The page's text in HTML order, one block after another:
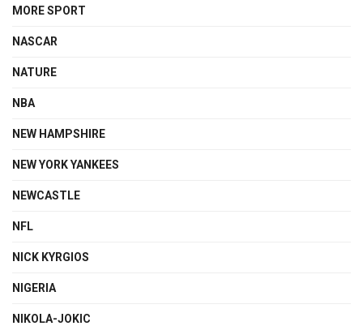
MORE SPORT
NASCAR
NATURE
NBA
NEW HAMPSHIRE
NEW YORK YANKEES
NEWCASTLE
NFL
NICK KYRGIOS
NIGERIA
NIKOLA-JOKIC